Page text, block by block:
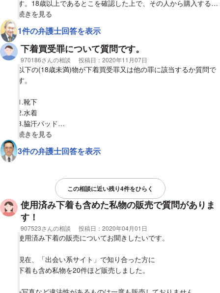
す。18歳以上であるとこを確認した上で、その人から購入するこ
とは刑事事件に発展する可能性はないのでしょうか。違法性がな
ければ年齢を確認した上で購入を検討しております。
【質問1】
①18歳以上であれば使用済みの下着や唾液を売ることは違法で
はないのか。②SNSを通じた個人間の取引でも古物商など、行政
に必要な届けはあるのか。③購入者が法に問われる可能性はある
視覚的に省略された相談全文の
続きを見る
1件の弁護士回答を表示
下着買受罪について質問です。
相談者
970186さんの相談 投稿日： 2020年11月07日
以下の(18歳未満)物が下着買受罪又は他の罪に該当するか質問で
す。
1.靴下
2.水着
3.脇汗パッド
4.ニーハイソックス
6.ハンカチ
9.未洗濯のTシャツ
10.学校の制服
11.枕カバー等の寝具
12.髪の毛や爪
13.カツラ
よろしくお願いいたします。
視覚的に省略された相談全文の
続きを見る
3件の弁護士回答を表示
この相談に近い残り4件をひらく
使用済み下着も含めた私物の販売で質問がありま
す！
相談者
907523さんの相談 投稿日： 2020年04月01日
使用済み下着の販売についてお聞きしたいです。
現在、「出会い系サイト」で知り合った方に
下着も含め私物を20件ほど販売しました。